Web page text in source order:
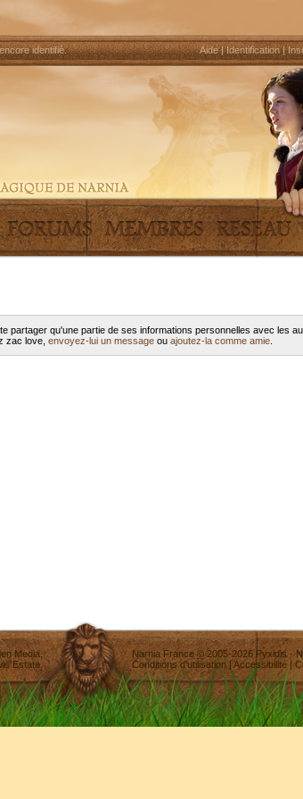
identifié. Aide|Identification|
partager qu'une partie de ses informations personnelles avec les
zac love, envoyez-lui un message ou ajoutez-la comme amie
Media
Estate.
Narnia France ©2005-2026 Pyxidis-
Conditions d'utilisation|Accessibilité|